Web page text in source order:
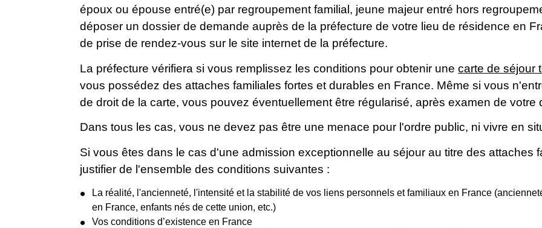
époux ou épouse entré(e) par regroupement familial, jeune majeur entré hors
déposer un dossier de demande auprès de la préfecture de votre lieu de résidence en
de prise de rendez-vous sur le site internet de la préfecture.
La préfecture vérifiera si vous remplissez les conditions pour obtenir une carte de séjour
vous possédez des attaches familiales fortes et durables en France. Même si vous
de droit de la carte, vous pouvez éventuellement être régularisé, après examen de votre
Dans tous les cas, vous ne devez pas être une menace pour l'ordre public, ni vivre en
Si vous êtes dans le cas d'une admission exceptionnelle au séjour au titre des attaches
justifier de l'ensemble des conditions suivantes :
La réalité, l'ancienneté, l'intensité et la stabilité de vos liens personnels et familiaux en France
en France, enfants nés de cette union, etc.)
Vos conditions d’existence en France